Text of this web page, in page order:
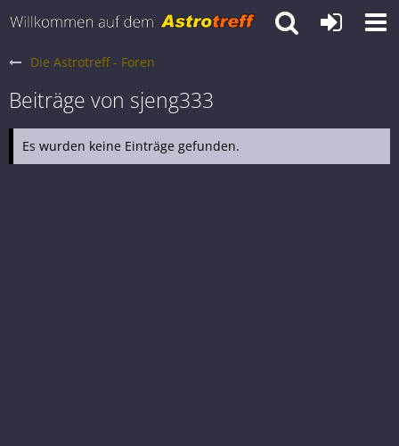
Die Astrotreff - Foren
Beiträge von sjeng333
Es wurden keine Einträge gefunden.